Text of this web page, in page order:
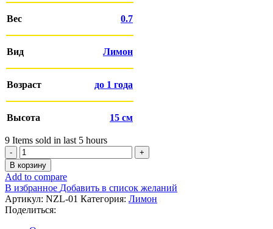
Вес 0.7
Вид Лимон
Возраст до 1 года
Высота 15 см
9 Items sold in last 5 hours
Количество
товара
Лимон
Новозеландский
саженец
1
год
В корзину
Add to compare
В избранное Добавить в список желаний
Артикул: NZL-01 Категория: Лимон
Поделиться: